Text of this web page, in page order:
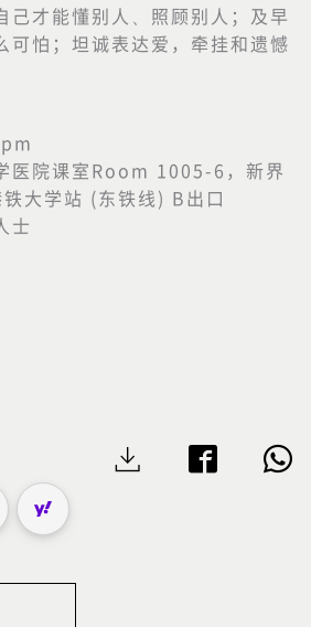
己才能懂别人、照顾别人；及早
可怕；坦诚表达爱，牵挂和遗憾
医院课室Room 1005-6，新界
大学站 (东铁线) B出口
士